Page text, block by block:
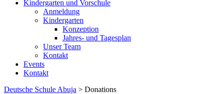
Kindergarten und Vorschule
Anmeldung
Kindergarten
Konzeption
Jahres- und Tagesplan
Unser Team
Kontakt
Events
Kontakt
Deutsche Schule Abuja > Donations